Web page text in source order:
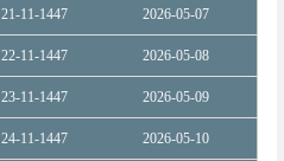
2026-05-07
21-11-1447
2026-05-08
22-11-1447
2026-05-09
23-11-1447
2026-05-10
24-11-1447